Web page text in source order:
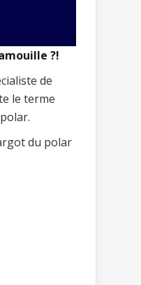
?!
de
le terme
du polar